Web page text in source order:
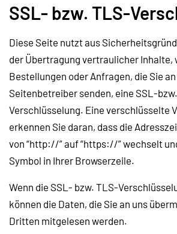
SSL- bzw. TLS-
Diese Seite nutzt aus
der Übertragung vertraulicher Inhalte,
Bestellungen oder Anfragen, die Sie
Seitenbetreiber senden, eine SSL-
Verschlüsselung. Eine verschlüsselte
erkennen Sie daran, dass die
von “http://” auf “https://” wechselt
Symbol in Ihrer Browserzeile.
Wenn die SSL- bzw. TLS-
können die Daten, die Sie an uns
Dritten mitgelesen werden.